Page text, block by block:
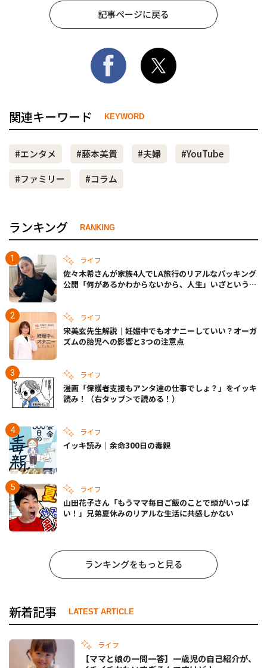
記事ページに戻る
関連キーワード KEYWORD
#エンタメ #藤本美貴 #夫婦
#YouTube
#ファミリー
#コラム
ランキング RANKING
ライフ
佐々木希さんが家族4人でLA旅行のリアルなパッキング
公開「何があるかわからないから、人生」いざというと
ライフ
宋美玄先生解説｜妊娠中でもオナニーしていい？オーガ
ズムの胎児への影響と3つの注意点
ライフ
漫画「保護者支援もアンタ達の仕事でしょ？」をイッキ
読み！（右タップ＞で読める！）
ライフ
イッキ読み｜余命300日の毒親
ライフ
山田花子さん「もうママ毎日ご飯のことで頭がいっぱ
い！」兄弟夏休みのリアルな生活に共感しかない
ランキングをもっと見る
新着記事 LATEST ARTICLE
ライフ
【ママと娘の一問一答】一歳児の自己紹介が、